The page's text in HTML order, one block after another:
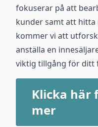
fokuserar på att
kunder samt att hitta
kommer vi att
anställa en
viktig tillgång för ditt
Klicka här
mer